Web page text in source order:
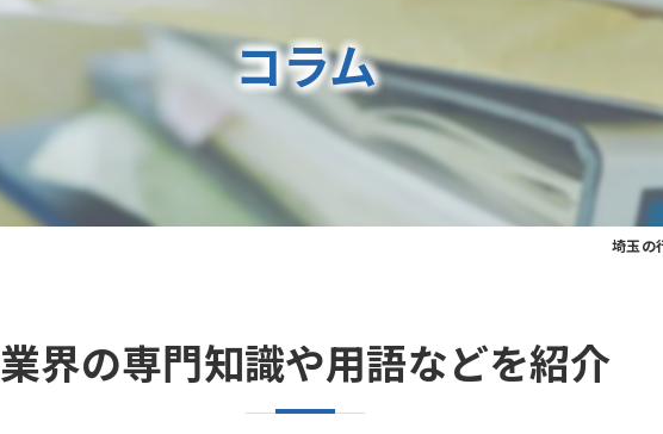
遺言
後見人
不動産
コラム
埼玉の
業界の専門知識や用語などを紹介